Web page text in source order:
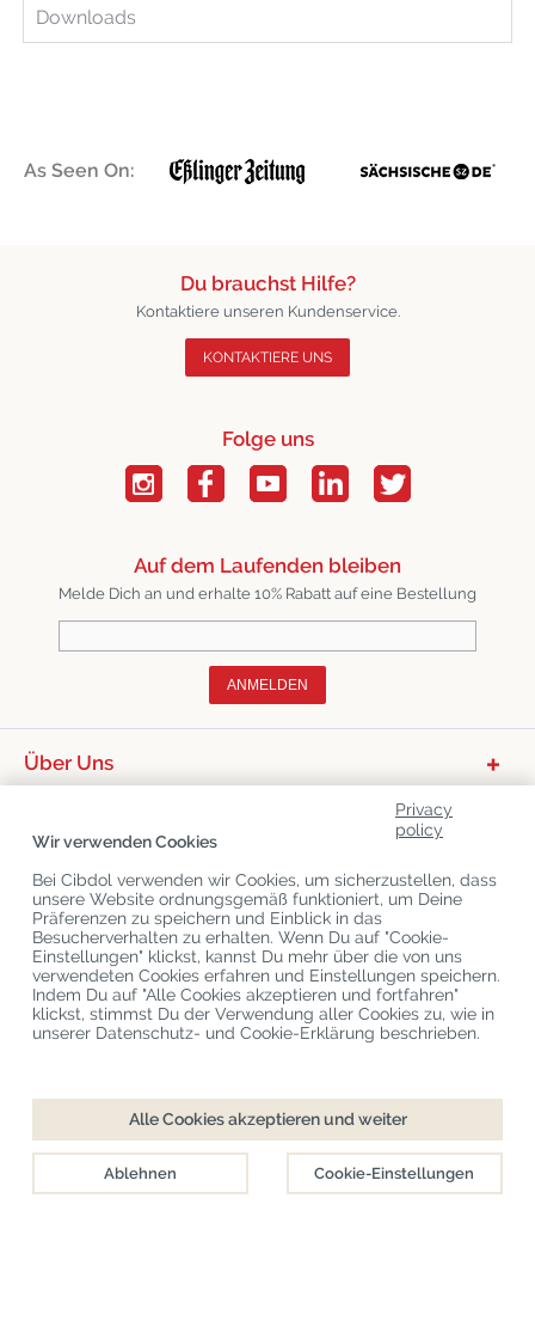
In Warenkorb Checkout
Sofort verfügbar
Downloads
As Seen On:
Du brauchst Hilfe?
Kontaktiere unseren Kundenservice.
KONTAKTIERE UNS
Folge uns
Auf dem Laufenden bleiben
Melde Dich an und erhalte 10% Rabatt auf eine Bestellung
ANMELDEN
Über Uns
Kundenservice
Aktuelle CBD-Blogs
Privacy
policy
Wir verwenden Cookies
Bei Cibdol verwenden wir Cookies, um sicherzustellen, dass
unsere Website ordnungsgemäß funktioniert, um Deine
Präferenzen zu speichern und Einblick in das
Besucherverhalten zu erhalten. Wenn Du auf "Cookie-
Einstellungen" klickst, kannst Du mehr über die von uns
verwendeten Cookies erfahren und Einstellungen speichern.
Indem Du auf "Alle Cookies akzeptieren und fortfahren"
klickst, stimmst Du der Verwendung aller Cookies zu, wie in
unserer Datenschutz- und Cookie-Erklärung beschrieben.
Alle Cookies akzeptieren und weiter
Ablehnen Cookie-Einstellungen
Urheberrecht©Cibdol Last updated 07-08-2026
Cibdol Germany, Bahnhofstraße 8. Hanover, 30159, Deutschland
KvK: 76495035 VAT: NL860644923B01